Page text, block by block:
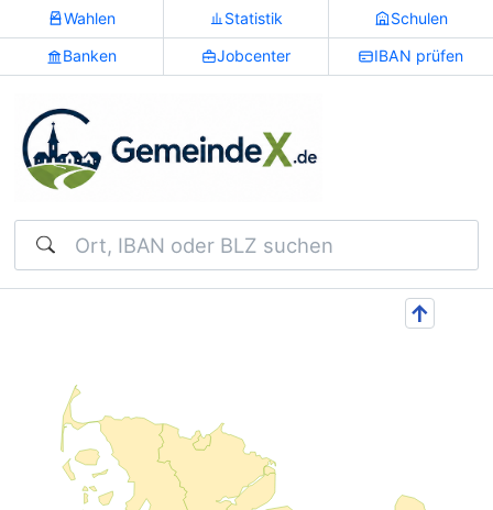
Wahlen Statistik Schulen
Banken Jobcenter IBAN prüfen
Suchen
↑